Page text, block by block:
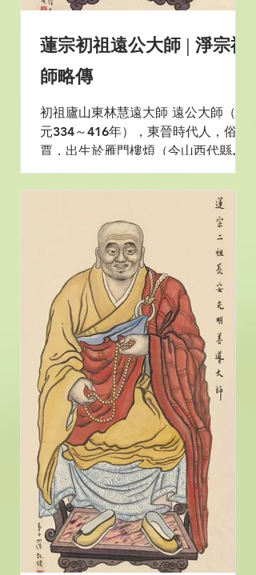
蓮宗初祖遠公大師 | 淨宗祖
師略傳
初祖廬山東林慧遠大師 遠公大師（西
元334～416年），東晉時代人，俗姓
賈，出生於雁門樓煩（今山西代縣）
世代書香之家。遠公從小資質聰穎，
勤思敏學，十三歲時便隨舅父遊學。
精通儒學，旁通老莊。二十一歲時，
偕同母弟慧持前往太行山聆聽道安法
師講《般若經》，聽後，遠公悟徹真
諦，感歎地...